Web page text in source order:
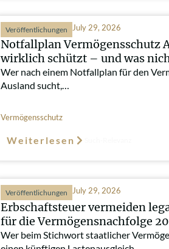
Veröffentlichungen July 29, 2026
Notfallplan Vermögensschutz
wirklich schützt – und was
Wer nach einem Notfallplan für den
Ausland sucht,…
Vermögensschutz
Weiterlesen
Veröffentlichungen July 29, 2026
Erbschaftsteuer vermeiden
für die Vermögensnachfolge
Wer beim Stichwort staatlicher